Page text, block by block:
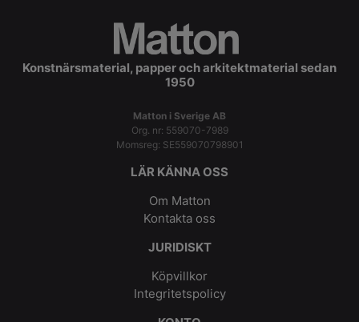
Konstnärsmaterial, papper och arkitektmaterial sedan
1950
Matton i Sverige AB
Org. nr: 559070-7989
Momsreg: SE559070798901
LÄR KÄNNA OSS
Om Matton
Kontakta oss
JURIDISKT
Köpvillkor
Integritetspolicy